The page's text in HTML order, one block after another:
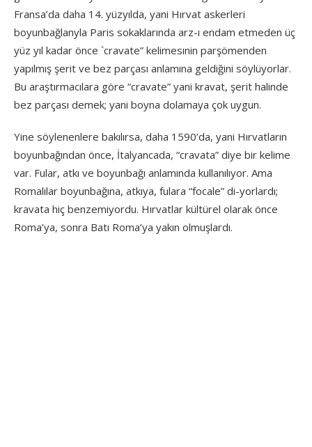
Fransa’da daha 14. yüzyılda, yani Hırvat askerleri
boyunbağlanyla Paris sokaklarında arz-ı endam etmeden üç
yüz yıl kadar önce `cravate” kelimesınin parşömenden
yapılmış şerit ve bez parçası anlamına geldiğini söylüyorlar.
Bu araştırmacılara göre “cravate” yani kravat, şerit halinde
bez parçası demek; yani boyna dolamaya çok uygun.
Yine söylenenlere bakılırsa, daha 1590’da, yani Hırvatların
boyunbağından önce, İtalyancada, “cravata” diye bir kelime
var. Fular, atkı ve boyunbağı anlamında kullanılıyor. Ama
Romalılar boyunbağına, atkıya, fulara “focale” di-yorlardı;
kravata hiç benzemiyordu. Hırvatlar kültürel olarak önce
Roma’ya, sonra Batı Roma’ya yakın olmuşlardı.